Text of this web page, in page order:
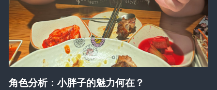
角色分析：小胖子的魅力何在？